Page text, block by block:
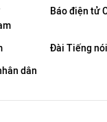
Báo điện tử
Đài Tiếng
dân